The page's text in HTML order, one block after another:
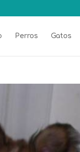
Perros Gatos